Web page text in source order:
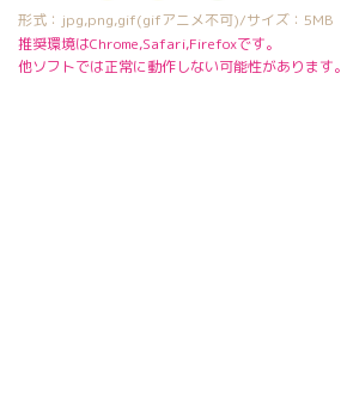
形式：jpg,png,gif(gifアニメ不可)/サイズ：5MB
推奨環境はChrome,Safari,Firefoxです。
他ソフトでは正常に動作しない可能性があります。